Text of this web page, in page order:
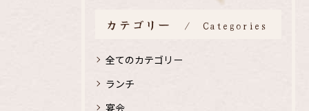
カテゴリー Categories
全てのカテゴリー
ランチ
宴会